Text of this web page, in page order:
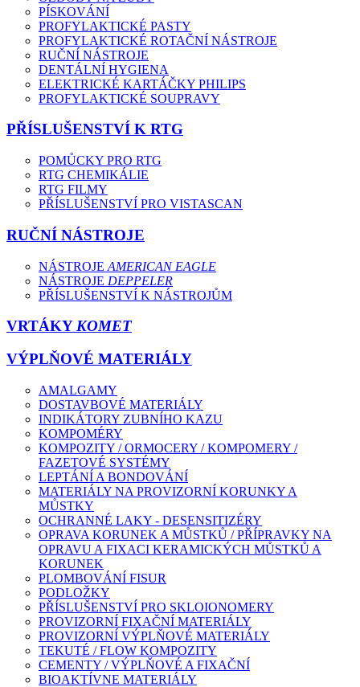
PÍSKOVÁNÍ
PROFYLAKTICKÉ PASTY
PROFYLAKTICKÉ ROTAČNÍ NÁSTROJE
RUČNÍ NÁSTROJE
DENTÁLNÍ HYGIENA
ELEKTRICKÉ KARTÁČKY PHILIPS
PROFYLAKTICKÉ SOUPRAVY
PŘÍSLUŠENSTVÍ K RTG
POMŮCKY PRO RTG
RTG CHEMIKÁLIE
RTG FILMY
PŘÍSLUŠENSTVÍ PRO VISTASCAN
RUČNÍ NÁSTROJE
NÁSTROJE AMERICAN EAGLE
NÁSTROJE DEPPELER
PŘÍSLUŠENSTVÍ K NÁSTROJŮM
VRTÁKYKOMET
VÝPLŇOVÉ MATERIÁLY
AMALGAMY
DOSTAVBOVÉ MATERIÁLY
INDIKÁTORY ZUBNÍHO KAZU
KOMPOMÉRY
KOMPOZITY / ORMOCERY / KOMPOMERY /
FAZETOVÉ SYSTÉMY
LEPTÁNÍ A BONDOVÁNÍ
MATERIÁLY NA PROVIZORNÍ KORUNKY A
MŮSTKY
OCHRANNÉ LAKY - DESENSITIZÉRY
OPRAVA KORUNEK A MŮSTKŮ / PŘÍPRAVKY NA
OPRAVU A FIXACI KERAMICKÝCH MŮSTKŮ A
KORUNEK
PLOMBOVÁNÍ FISUR
PODLOŽKY
PŘÍSLUŠENSTVÍ PRO SKLOIONOMERY
PROVIZORNÍ FIXAČNÍ MATERIÁLY
PROVIZORNÍ VÝPLŇOVÉ MATERIÁLY
TEKUTÉ / FLOW KOMPOZITY
CEMENTY / VÝPLŇOVÉ A FIXAČNÍ
BIOAKTÍVNE MATERIÁLY